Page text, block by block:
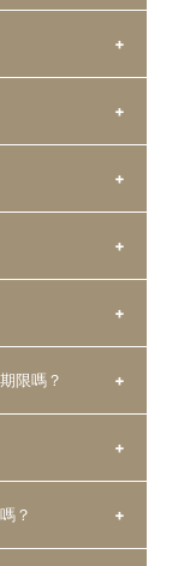
使用者的需求一
建議能夠諮詢後
髮使用期限。
免脫落。
用的洗髮精，建
。
製成的。
。
外，更要使用者
別人看出來。
話，平均約三
污。
躁糾結，使假
擦乾自然風
型的程度, 然後
髮有受到枕頭
限嗎？
有進行清洗，
質問題，戴假
？